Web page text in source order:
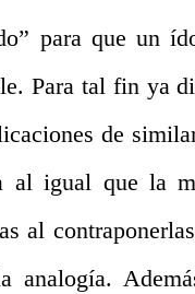
para que un
Para tal fin ya
de
al igual que la
al
analogía.